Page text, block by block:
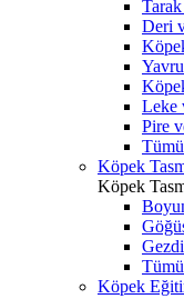
Deri
Leke
Pire
Köpek
Köpek
Köpek